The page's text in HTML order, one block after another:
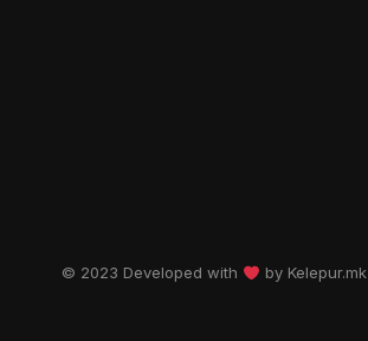
© 2023 Developed with by Kelepur.mk